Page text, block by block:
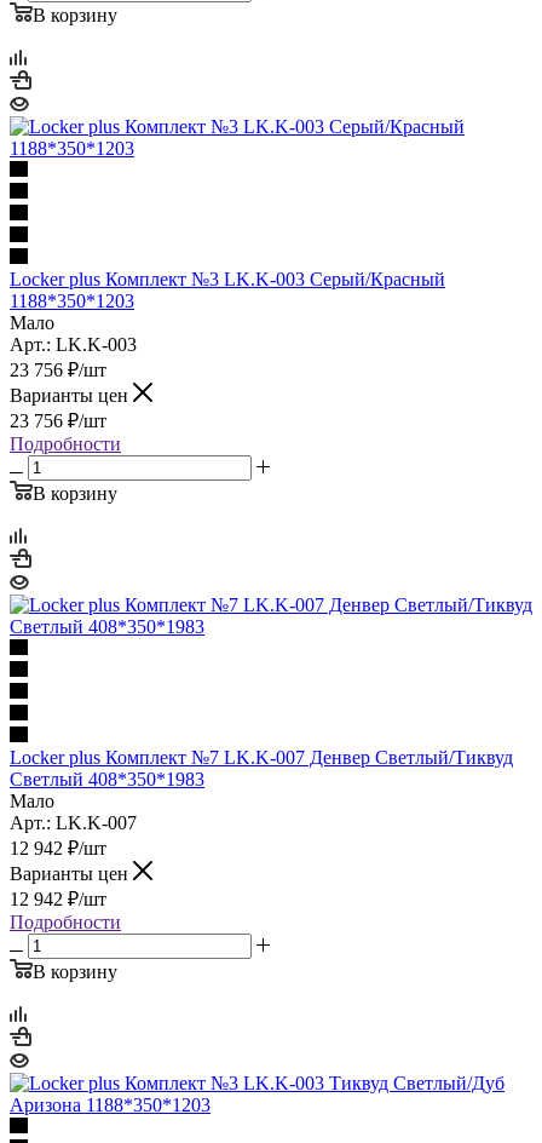
В корзину
Locker plus Комплект №3 LK.K-003 Серый/Красный
1188*350*1203
Мало
Арт.: LK.K-003
23 756 ₽/шт
Варианты цен
23 756 ₽/шт
Подробности
В корзину
Locker plus Комплект №7 LK.K-007 Денвер Светлый/Тиквуд
Светлый 408*350*1983
Мало
Арт.: LK.K-007
12 942 ₽/шт
Варианты цен
12 942 ₽/шт
Подробности
В корзину